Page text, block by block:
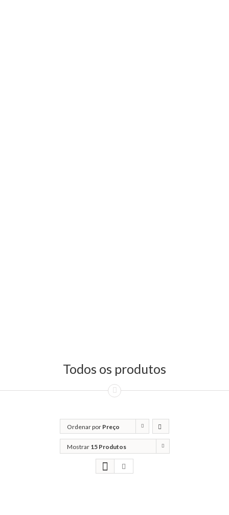
Todos os produtos
Ordenar por Preço
Mostrar 15 Produtos